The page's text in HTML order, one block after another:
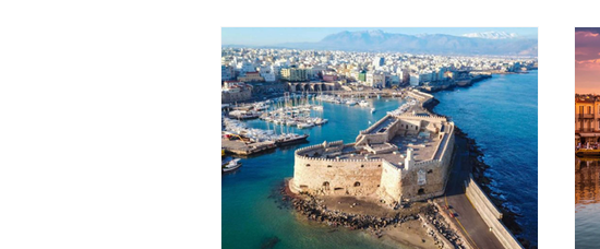
sensação de que sempre há algo
diferente logo depois da próxima curva.
Não fomos lá (ainda!), mas vamos
compartilhar